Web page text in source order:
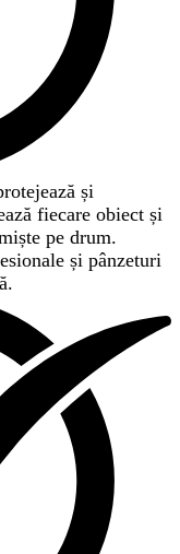
și
fiecare obiect și
pe drum.
și pânzeturi